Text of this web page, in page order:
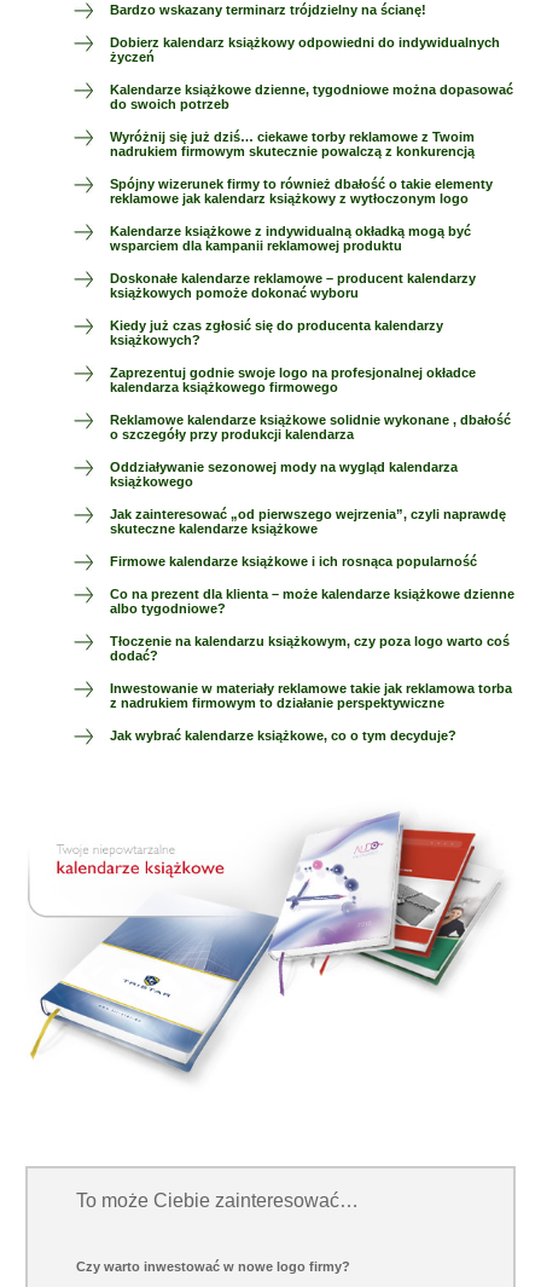
Bardzo wskazany terminarz trójdzielny na ścianę!
Dobierz kalendarz książkowy odpowiedni do indywidualnych
życzeń
Kalendarze książkowe dzienne, tygodniowe można dopasować
do swoich potrzeb
Wyróżnij się już dziś… ciekawe torby reklamowe z Twoim
nadrukiem firmowym skutecznie powalczą z konkurencją
Spójny wizerunek firmy to również dbałość o takie elementy
reklamowe jak kalendarz książkowy z wytłoczonym logo
Kalendarze książkowe z indywidualną okładką mogą być
wsparciem dla kampanii reklamowej produktu
Doskonałe kalendarze reklamowe – producent kalendarzy
książkowych pomoże dokonać wyboru
Kiedy już czas zgłosić się do producenta kalendarzy
książkowych?
Zaprezentuj godnie swoje logo na profesjonalnej okładce
kalendarza książkowego firmowego
Reklamowe kalendarze książkowe solidnie wykonane , dbałość
o szczegóły przy produkcji kalendarza
Oddziaływanie sezonowej mody na wygląd kalendarza
książkowego
Jak zainteresować „od pierwszego wejrzenia”, czyli naprawdę
skuteczne kalendarze książkowe
Firmowe kalendarze książkowe i ich rosnąca popularność
Co na prezent dla klienta – może kalendarze książkowe dzienne
albo tygodniowe?
Tłoczenie na kalendarzu książkowym, czy poza logo warto coś
dodać?
Inwestowanie w materiały reklamowe takie jak reklamowa torba
z nadrukiem firmowym to działanie perspektywiczne
Jak wybrać kalendarze książkowe, co o tym decyduje?
To może Ciebie zainteresować…
Czy warto inwestować w nowe logo firmy?